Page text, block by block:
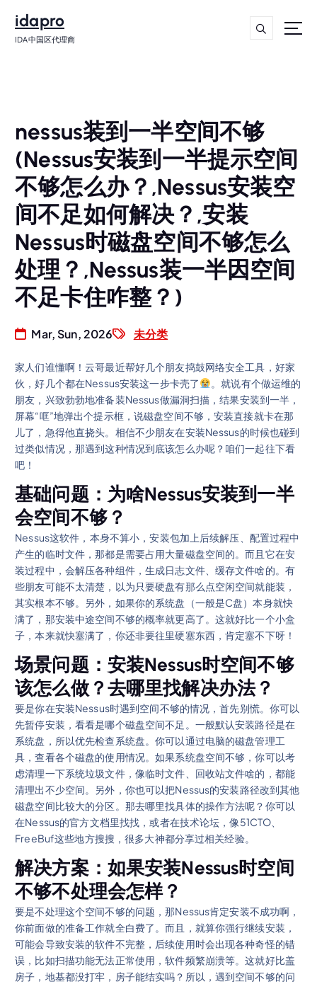
idapro
IDA中国区代理商
nessus装到一半空间不够
(Nessus安装到一半提示空间
不够怎么办？,Nessus安装空
间不足如何解决？,安装
Nessus时磁盘空间不够怎么
处理？,Nessus装一半因空间
不足卡住咋整？)
Mar, Sun, 2026 未分类
家人们谁懂啊！云哥最近帮好几个朋友捣鼓网络安全工具，好家
伙，好几个都在Nessus安装这一步卡壳了
。就说有个做运维的
朋友，兴致勃勃地准备装Nessus做漏洞扫描，结果安装到一半，
屏幕“哐”地弹出个提示框，说磁盘空间不够，安装直接就卡在那
儿了，急得他直挠头。相信不少朋友在安装Nessus的时候也碰到
过类似情况，那遇到这种情况到底该怎么办呢？咱们一起往下看
吧！
基础问题：为啥Nessus安装到一半
会空间不够？
Nessus这软件，本身不算小，安装包加上后续解压、配置过程中
产生的临时文件，那都是需要占用大量磁盘空间的。而且它在安
装过程中，会解压各种组件，生成日志文件、缓存文件啥的。有
些朋友可能不太清楚，以为只要硬盘有那么点空闲空间就能装，
其实根本不够。另外，如果你的系统盘（一般是C盘）本身就快
满了，那安装中途空间不够的概率就更高了。这就好比一个小盒
子，本来就快塞满了，你还非要往里硬塞东西，肯定塞不下呀！
场景问题：安装Nessus时空间不够
该怎么做？去哪里找解决办法？
要是你在安装Nessus时遇到空间不够的情况，首先别慌。你可以
先暂停安装，看看是哪个磁盘空间不足。一般默认安装路径是在
系统盘，所以优先检查系统盘。你可以通过电脑的磁盘管理工
具，查看各个磁盘的使用情况。如果系统盘空间不够，你可以考
虑清理一下系统垃圾文件，像临时文件、回收站文件啥的，都能
清理出不少空间。另外，你也可以把Nessus的安装路径改到其他
磁盘空间比较大的分区。那去哪里找具体的操作方法呢？你可以
在Nessus的官方文档里找找，或者在技术论坛，像51CTO、
FreeBuf这些地方搜搜，很多大神都分享过相关经验。
解决方案：如果安装Nessus时空间
不够不处理会怎样？
要是不处理这个空间不够的问题，那Nessus肯定安装不成功啊，
你前面做的准备工作就全白费了。而且，就算你强行继续安装，
可能会导致安装的软件不完整，后续使用时会出现各种奇怪的错
误，比如扫描功能无法正常使用，软件频繁崩溃等。这就好比盖
房子，地基都没打牢，房子能结实吗？所以，遇到空间不够的问